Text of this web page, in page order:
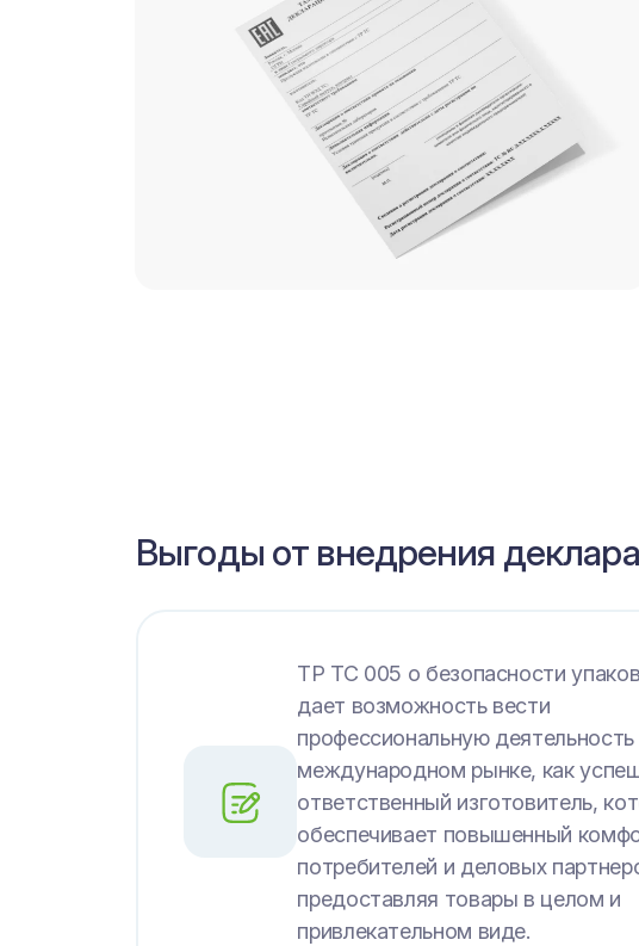
Выгоды от внедрения
ТР ТС 005 о безопасности
дает возможность вести
профессиональную деятельность
международном рынке, как
ответственный изготовитель,
обеспечивает повышенный
потребителей и деловых
предоставляя товары в целом и
привлекательном виде.